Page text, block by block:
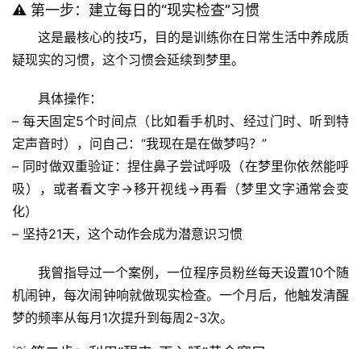
⚠️ 第一步：建立每日的“现实检查”习惯
这是最核心的技巧，目的是训练你在日常生活中养成质
疑现实的习惯，这个习惯会延续到梦里。
具体操作：
– 每天固定5个时间点（比如看手机时、经过门时、听到特
定声音时），问自己：“我现在是在做梦吗？”
– 同时做双重验证 ：捏住鼻子尝试呼吸（在梦里你依然能呼
吸），或者看文字→移开视线→再看（梦里文字通常会变
化）
– 坚持21天，这个动作会成为潜意识习惯
我曾指导过一个案例，一位程序员粉丝每天设置10个随
机闹钟，每次闹钟响就做现实检查。一个月后，他触发清醒
梦的频率从每月1次提升到每周2-3次。